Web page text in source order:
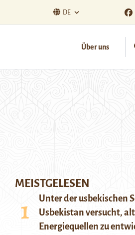
DE
Über uns
MEISTGELESEN
Unter der usbekischen
Usbekistan versucht,
Energiequellen zu